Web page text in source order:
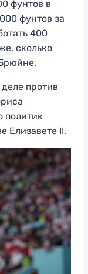
фунтов в
фунтов за
400
сколько
против
политик
Елизавете II.